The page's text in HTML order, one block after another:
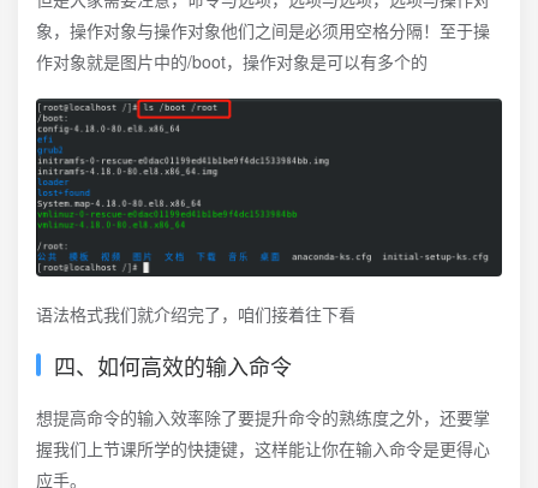
象，操作对象与操作对象他们之间是必须用空格分隔！至于操
作对象就是图片中的/boot，操作对象是可以有多个的
语法格式我们就介绍完了，咱们接着往下看
四、如何高效的输入命令
想提高命令的输入效率除了要提升命令的熟练度之外，还要掌
握我们上节课所学的快捷键，这样能让你在输入命令是更得心
应手。